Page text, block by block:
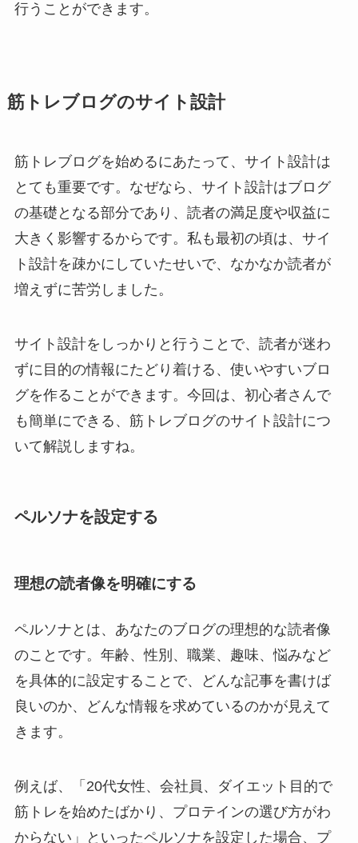
行うことができます。
筋トレブログのサイト設計
筋トレブログを始めるにあたって、サイト設計は
とても重要です。なぜなら、サイト設計はブログ
の基礎となる部分であり、読者の満足度や収益に
大きく影響するからです。私も最初の頃は、サイ
ト設計を疎かにしていたせいで、なかなか読者が
増えずに苦労しました。
サイト設計をしっかりと行うことで、読者が迷わ
ずに目的の情報にたどり着ける、使いやすいブロ
グを作ることができます。今回は、初心者さんで
も簡単にできる、筋トレブログのサイト設計につ
いて解説しますね。
ペルソナを設定する
理想の読者像を明確にする
ペルソナとは、あなたのブログの理想的な読者像
のことです。年齢、性別、職業、趣味、悩みなど
を具体的に設定することで、どんな記事を書けば
良いのか、どんな情報を求めているのかが見えて
きます。
例えば、「20代女性、会社員、ダイエット目的で
筋トレを始めたばかり、プロテインの選び方がわ
からない」といったペルソナを設定した場合、プ